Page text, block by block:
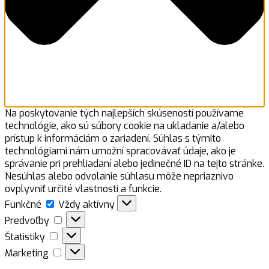
Na poskytovanie tých najlepších skúseností používame
technológie, ako sú súbory cookie na ukladanie a/alebo
prístup k informáciám o zariadení. Súhlas s týmito
technológiami nám umožní spracovávať údaje, ako je
správanie pri prehliadaní alebo jedinečné ID na tejto stránke.
Nesúhlas alebo odvolanie súhlasu môže nepriaznivo
ovplyvniť určité vlastnosti a funkcie.
Funkčné
Funkčné
Vždy aktívny
Predvoľby
Predvoľby
Štatistiky
Štatistiky
Marketing
Marketing